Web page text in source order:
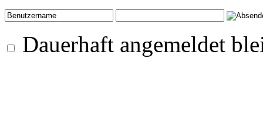
Dauerhaft angemeldet